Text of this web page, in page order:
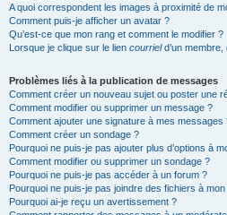
A quoi correspondent les images à proximité de
Comment puis-je afficher un avatar ?
Qu’est-ce que mon rang et comment le modifier ?
Lorsque je clique sur le lien courrield’un
Problèmes liés à la publication de messages
Comment créer un nouveau sujet ou poster une
Comment modifier ou supprimer un message ?
Comment ajouter une signature à mes messages
Comment créer un sondage ?
Pourquoi ne puis-je pas ajouter plus d’options à
Comment modifier ou supprimer un sondage ?
Pourquoi ne puis-je pas accéder à un forum ?
Pourquoi ne puis-je pas joindre des fichiers à
Pourquoi ai-je reçu un avertissement ?